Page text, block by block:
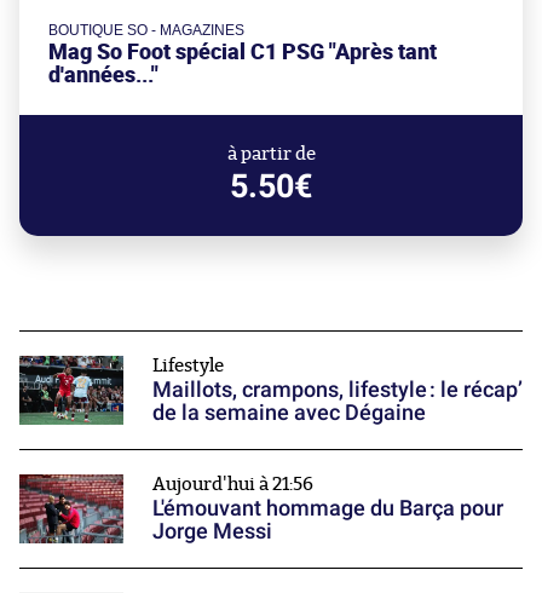
BOUTIQUE SO - MAGAZINES
Mag So Foot spécial C1 PSG "Après tant
d'années..."
à partir de
5.50€
Lifestyle
Maillots, crampons, lifestyle : le récap’
de la semaine avec Dégaine
Aujourd'hui à 21:56
L'émouvant hommage du Barça pour
Jorge Messi